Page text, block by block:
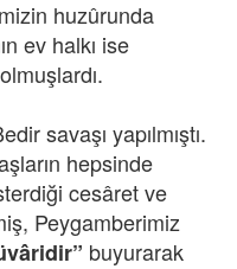
huzûrunda
ev halkı ise
savaşı yapılmıştı.
hepsinde
cesâret ve
Peygamberimiz
buyurarak